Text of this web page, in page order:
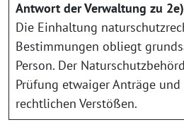
Antwort der Verwaltung zu
Die Einhaltung
Bestimmungen obliegt
Person. Der
Prüfung etwaiger Anträge
rechtlichen Verstößen.